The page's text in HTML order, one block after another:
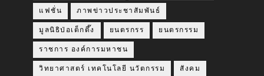
แฟชั่น ภาพข่าวประชาสัมพันธ์
มูลนิธิป่อเต็กตึ๊ง ยนตรกรร ยนตรกรรม
ราชการ องค์การมหาชน
วิทยาศาสตร์ เทคโนโลยี นวัตกรรม สังคม